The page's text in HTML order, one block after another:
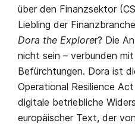
über den Finanzsektor
Liebling der
Dora the Explorer? Die
nicht sein – verbunden
Befürchtungen. Dora ist
Operational Resilience
digitale betriebliche
europäischer Text, der